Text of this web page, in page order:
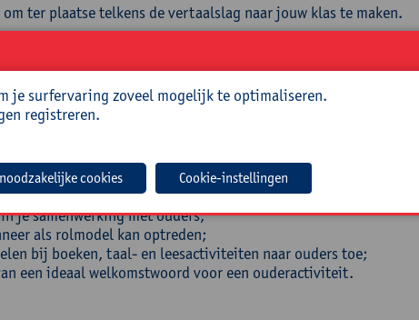
ter plaatse telkens de vertaalslag naar jouw klas te maken.
tot succesvolle praktijkacties met ouders rond leesplezier te
gericht op de doelen uit jouw leesbeleid en op maat
in over dit thema zonder ouders uit te sluiten;
kan faciliteren in hun ouderrol rond leesplezier thuis;
aan om hun rol op te nemen;
je samenwerking met ouders;
als rolmodel kan optreden;
bij boeken, taal- en leesactiviteiten naar ouders toe;
een ideaal welkomstwoord voor een ouderactiviteit.
je surfervaring zoveel mogelijk te optimaliseren.
registreren.
Cookie-instellingen